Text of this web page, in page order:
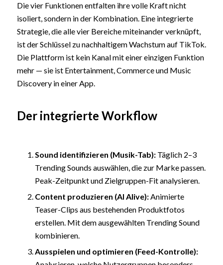
Die vier Funktionen entfalten ihre volle Kraft nicht
isoliert, sondern in der Kombination. Eine integrierte
Strategie, die alle vier Bereiche miteinander verknüpft,
ist der Schlüssel zu nachhaltigem Wachstum auf TikTok.
Die Plattform ist kein Kanal mit einer einzigen Funktion
mehr — sie ist Entertainment, Commerce und Music
Discovery in einer App.
Der integrierte Workflow
Sound identifizieren (Musik-Tab):Täglich 2–3
Trending Sounds auswählen, die zur Marke passen.
Peak-Zeitpunkt und Zielgruppen-Fit analysieren.
Content produzieren (AI Alive):Animierte
Teaser-Clips aus bestehenden Produktfotos
erstellen. Mit dem ausgewählten Trending Sound
kombinieren.
Ausspielen und optimieren (Feed-Kontrolle):